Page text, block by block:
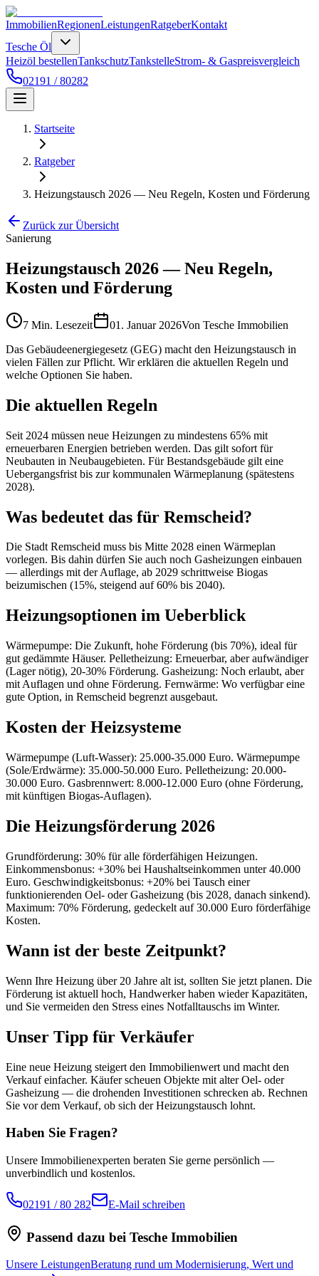
ImmobilienRegionenLeistungenRatgeberKontakt
Tesche Öl
Heizöl bestellenTankschutzTankstelleStrom- & Gaspreisvergleich
02191 / 80282
Startseite
Ratgeber
Heizungstausch 2026 — Neu Regeln, Kosten und Förderung
Zurück zur Übersicht
Sanierung
Heizungstausch 2026 — Neu Regeln,
Kosten und Förderung
7 Min. Lesezeit 01. Januar 2026Von Tesche Immobilien
Das Gebäudeenergiegesetz (GEG) macht den Heizungstausch in
vielen Fällen zur Pflicht. Wir erklären die aktuellen Regeln und
welche Optionen Sie haben.
Die aktuellen Regeln
Seit 2024 müssen neue Heizungen zu mindestens 65% mit
erneuerbaren Energien betrieben werden. Das gilt sofort für
Neubauten in Neubaugebieten. Für Bestandsgebäude gilt eine
Uebergangsfrist bis zur kommunalen Wärmeplanung (spätestens
2028).
Was bedeutet das für Remscheid?
Die Stadt Remscheid muss bis Mitte 2028 einen Wärmeplan
vorlegen. Bis dahin dürfen Sie auch noch Gasheizungen einbauen
— allerdings mit der Auflage, ab 2029 schrittweise Biogas
beizumischen (15%, steigend auf 60% bis 2040).
Heizungsoptionen im Ueberblick
Wärmepumpe: Die Zukunft, hohe Förderung (bis 70%), ideal für
gut gedämmte Häuser. Pelletheizung: Erneuerbar, aber aufwändiger
(Lager nötig), 20-30% Förderung. Gasheizung: Noch erlaubt, aber
mit Auflagen und ohne Förderung. Fernwärme: Wo verfügbar eine
gute Option, in Remscheid begrenzt ausgebaut.
Kosten der Heizsysteme
Wärmepumpe (Luft-Wasser): 25.000-35.000 Euro. Wärmepumpe
(Sole/Erdwärme): 35.000-50.000 Euro. Pelletheizung: 20.000-
30.000 Euro. Gasbrennwert: 8.000-12.000 Euro (ohne Förderung,
mit künftigen Biogas-Auflagen).
Die Heizungsförderung 2026
Grundförderung: 30% für alle förderfähigen Heizungen.
Einkommensbonus: +30% bei Haushaltseinkommen unter 40.000
Euro. Geschwindigkeitsbonus: +20% bei Tausch einer
funktionierenden Oel- oder Gasheizung (bis 2028, danach sinkend).
Maximum: 70% Förderung, gedeckelt auf 30.000 Euro förderfähige
Kosten.
Wann ist der beste Zeitpunkt?
Wenn Ihre Heizung über 20 Jahre alt ist, sollten Sie jetzt planen. Die
Förderung ist aktuell hoch, Handwerker haben wieder Kapazitäten,
und Sie vermeiden den Stress eines Notfalltauschs im Winter.
Unser Tipp für Verkäufer
Eine neue Heizung steigert den Immobilienwert und macht den
Verkauf einfacher. Käufer scheuen Objekte mit alter Oel- oder
Gasheizung — die drohenden Investitionen schrecken ab. Rechnen
Sie vor dem Verkauf, ob sich der Heizungstausch lohnt.
Haben Sie Fragen?
Unsere Immobilienexperten beraten Sie gerne persönlich —
unverbindlich und kostenlos.
02191 / 80 282 E-Mail schreiben
Passend dazu bei Tesche Immobilien
Unsere LeistungenBeratung rund um Modernisierung, Wert und